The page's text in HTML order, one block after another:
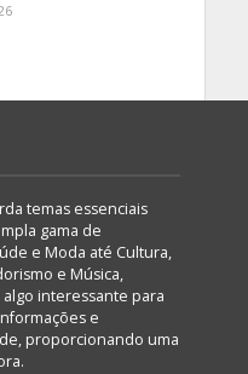
temas essenciais
gama de
e Moda até Cultura,
e Música,
interessante para
e
proporcionando uma